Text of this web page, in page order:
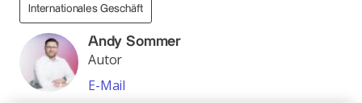
Internationales Geschäft
Andy Sommer
Autor
E-Mail